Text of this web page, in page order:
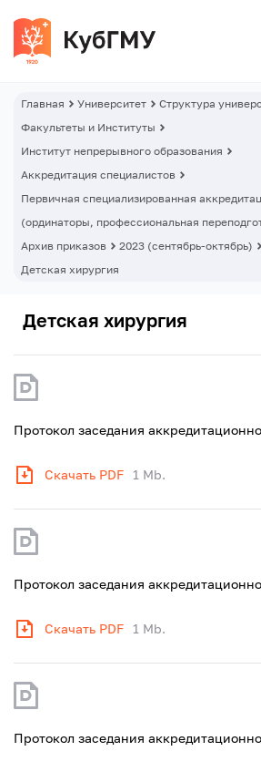
Главная Университет
Структура
Факультеты и Институты
Институт непрерывного образования
Аккредитация специалистов
Первичная специализированная
(ординаторы, профессиональная
Архив приказов
2023 (сентябрь-октябрь)
Детская хирургия
Детская хирургия
Протокол заседания
Скачать PDF 1 Mb.
Протокол заседания
Скачать PDF 1 Mb.
Протокол заседания